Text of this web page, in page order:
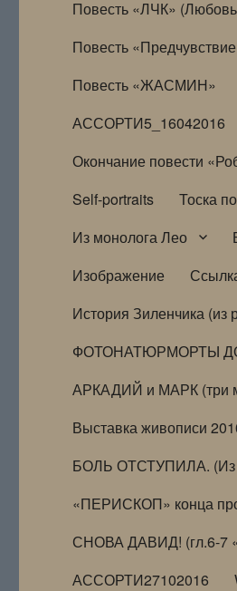
Повесть «ЛЧК»
Повесть
Повесть «ЖАСМИН»
АССОРТИ5_16042016
Окончание повести
Self-portraits
Тоска
Из монолога Лео
Изображение
История Зиленчика (из
ФОТОНАТЮРМОРТЫ
АРКАДИЙ и МАРК (три
Выставка живописи
БОЛЬ ОТСТУПИЛА. (Из
«ПЕРИСКОП» конца
СНОВА ДАВИД! (гл.6-7
АССОРТИ27102016